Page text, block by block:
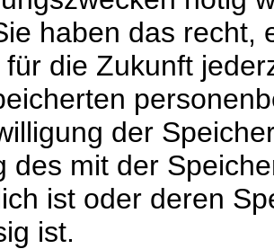
haben das recht,
die Zukunft
der
des mit der
ist oder deren
ist.